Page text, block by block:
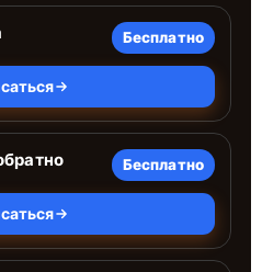
Бесплатно
Бесплатно